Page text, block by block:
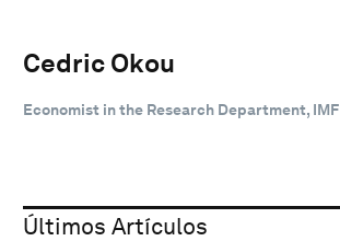
Cedric Okou
Economist in the Research Department, IMF
Últimos Artículos